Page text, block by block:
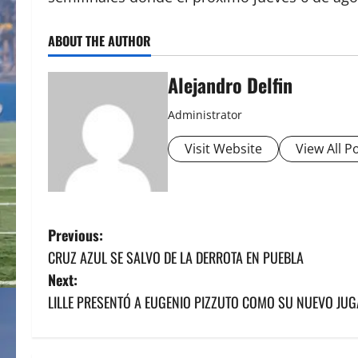
ABOUT THE AUTHOR
Alejandro Delfin
Administrator
Visit Website View All
P
o
s
Previous:
CRUZ AZUL SE SALVO DE LA DERROTA EN PUEBLA
Next:
LILLE PRESENTÓ A EUGENIO PIZZUTO COMO SU NUEVO